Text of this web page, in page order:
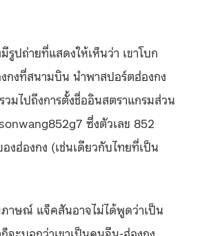
รูปถ่ายที่แสดงให้เห็นว่า เขาโบก
กงที่สนามบิน นำพาสปอร์ตฮ่องกง
วมไปถึงการตั้งชื่ออินสตราแกรมส่วน
ซึ่งตัวเลข 852
งฮ่องกง (เช่นเดียวกับไทยที่เป็น
าษณ์ แจ็คสันอาจไม่ได้พูดว่าเป็น
จะบอกว่าเขาเป็นคนจีน-ฮ่องกง